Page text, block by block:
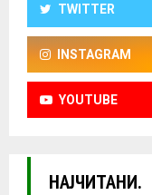
TWITTER
INSTAGRAM
YOUTUBE
НАЈЧИТАНИ.